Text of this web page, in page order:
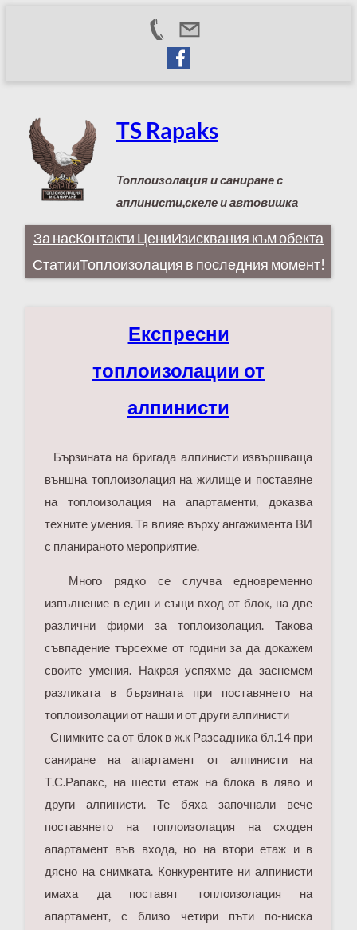
TS Rapaks
Топлоизолация и саниране с
аплинисти,скеле и автовишка
За насКонтакти ЦениИзисквания към обекта
СтатииТоплоизолация в последния момент!
Експресни
топлоизолации от
алпинисти
Бързината на бригада алпинисти извършваща
външна топлоизолация на жилище и поставяне
на топлоизолация на апартаменти, доказва
техните умения. Тя влияе върху ангажимента ВИ
с планираното мероприятие.
Много рядко се случва едновременно
изпълнение в един и същи вход от блок, на две
различни фирми за топлоизолация. Такова
съвпадение търсехме от години за да докажем
своите умения. Накрая успяхме да заснемем
разликата в бързината при поставянето на
топлоизолации от наши и от други алпинисти
Снимките са от блок в ж.к Разсадника бл.14 при
саниране на апартамент от алпинисти на
Т.С.Рапакс, на шести етаж на блока в ляво и
други алпинисти. Те бяха започнали вече
поставянето на топлоизолация на сходен
апартамент във входа, но на втори етаж и в
дясно на снимката. Конкурентите ни алпинисти
имаха да поставят топлоизолация на
апартамент, с близо четири пъти по-ниска